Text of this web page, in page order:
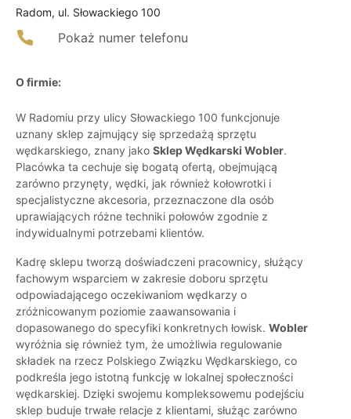
Radom, ul. Słowackiego 100
Pokaż numer telefonu
O firmie:
W Radomiu przy ulicy Słowackiego 100 funkcjonuje
uznany sklep zajmujący się sprzedażą sprzętu
wędkarskiego, znany jako Sklep Wędkarski Wobler.
Placówka ta cechuje się bogatą ofertą, obejmującą
zarówno przynęty, wędki, jak również kołowrotki i
specjalistyczne akcesoria, przeznaczone dla osób
uprawiających różne techniki połowów zgodnie z
indywidualnymi potrzebami klientów.
Kadrę sklepu tworzą doświadczeni pracownicy, służący
fachowym wsparciem w zakresie doboru sprzętu
odpowiadającego oczekiwaniom wędkarzy o
zróżnicowanym poziomie zaawansowania i
dopasowanego do specyfiki konkretnych łowisk. Wobler
wyróżnia się również tym, że umożliwia regulowanie
składek na rzecz Polskiego Związku Wędkarskiego, co
podkreśla jego istotną funkcję w lokalnej społeczności
wędkarskiej. Dzięki swojemu kompleksowemu podejściu
sklep buduje trwałe relacje z klientami, służąc zarówno